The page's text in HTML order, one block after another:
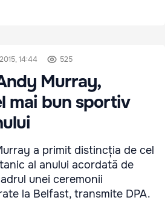
14:44 525
Murray,
mai bun sportiv
a primit distincția de cel
al anului acordată de
unei ceremonii
la Belfast, transmite DPA.